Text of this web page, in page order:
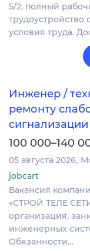
5/2, полный
условия труда.
Инженер /
ремонту
100 000–140
05 августа 2026
jobcart
Вакансия
«СТРОЙ ТЕЛЕ
организация,
инженерных
Обязанности…